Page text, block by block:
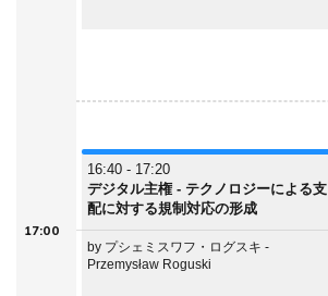
17:00
16:40 - 17:20
デジタル主権 - テクノロジーによる支
配に対する規制対応の形成
by プシェミスワフ・ログスキ -
Przemysław Roguski